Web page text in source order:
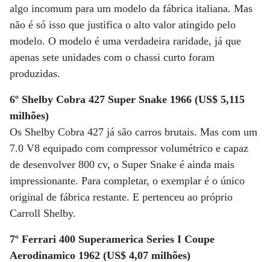
algo incomum para um modelo da fábrica italiana. Mas
não é só isso que justifica o alto valor atingido pelo
modelo. O modelo é uma verdadeira raridade, já que
apenas sete unidades com o chassi curto foram
produzidas.
6º Shelby Cobra 427 Super Snake 1966 (US$ 5,115
milhões)
Os Shelby Cobra 427 já são carros brutais. Mas com um
7.0 V8 equipado com compressor volumétrico e capaz
de desenvolver 800 cv, o Super Snake é ainda mais
impressionante. Para completar, o exemplar é o único
original de fábrica restante. E pertenceu ao próprio
Carroll Shelby.
7º Ferrari 400 Superamerica Series I Coupe
Aerodinamico 1962 (US$ 4,07 milhões)